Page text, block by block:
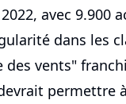
avec 9.900
dans les
vents"
permettre